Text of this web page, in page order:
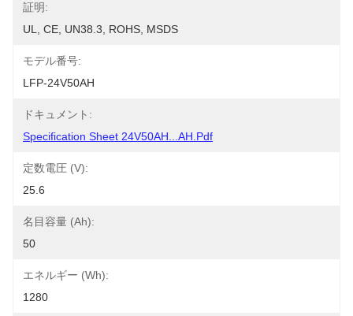
証明:
UL, CE, UN38.3, ROHS, MSDS
モデル番号:
LFP-24V50AH
ドキュメント:
Specification Sheet 24V50AH...AH.pdf
定数電圧 (V):
25.6
名目容量 (Ah):
50
エネルギー (Wh):
1280